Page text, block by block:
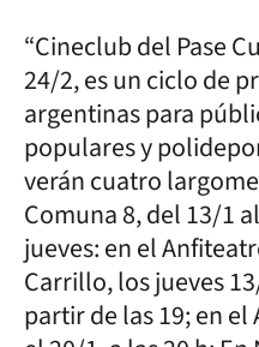
“Cineclub del Pase
24/2, es un ciclo de
argentinas para
populares y
verán cuatro
Comuna 8, del 13/1
jueves: en el
Carrillo, los jueves
partir de las 19; en